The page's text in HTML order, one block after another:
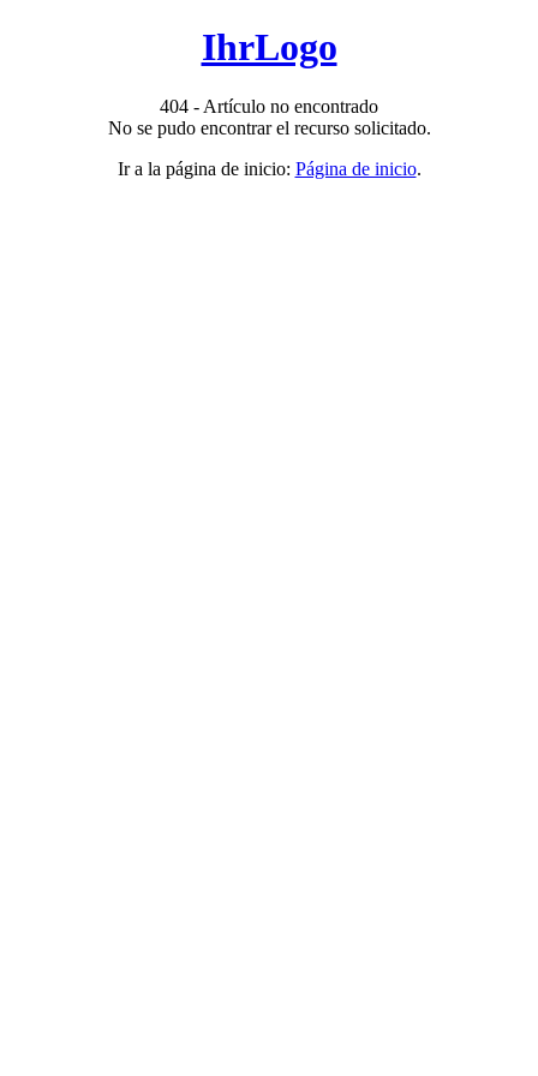
IhrLogo
404 - Artículo no encontrado
No se pudo encontrar el recurso solicitado.
Ir a la página de inicio: Página de inicio.